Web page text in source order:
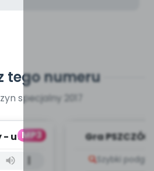
tego numeru
specjalny 2017
MP3
- utwór
Gra
Szybki